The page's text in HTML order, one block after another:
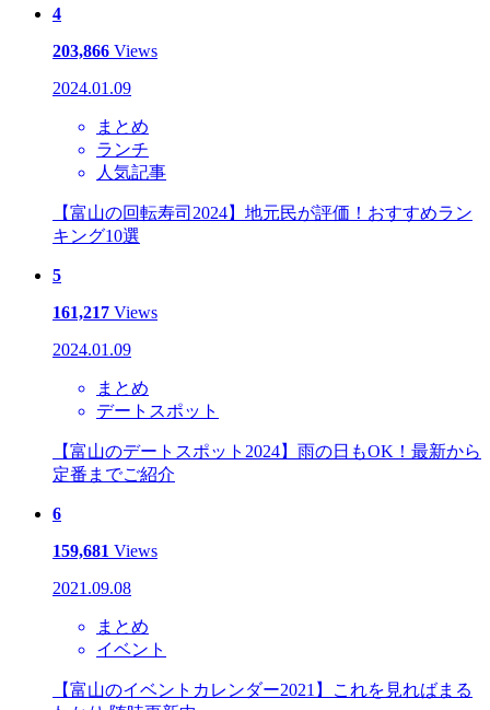
4
203,866 Views
2024.01.09
まとめ
ランチ
人気記事
【富山の回転寿司2024】地元民が評価！おすすめラン
キング10選
5
161,217 Views
2024.01.09
まとめ
デートスポット
【富山のデートスポット2024】雨の日もOK！最新から
定番までご紹介
6
159,681 Views
2021.09.08
まとめ
イベント
【富山のイベントカレンダー2021】これを見ればまる